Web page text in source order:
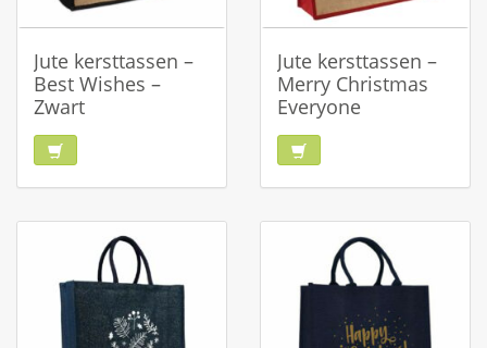
Jute kersttassen –
Best Wishes –
Zwart
Jute kersttassen –
Merry Christmas
Everyone